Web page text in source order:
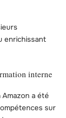
enrichissant
interne
a été
sur